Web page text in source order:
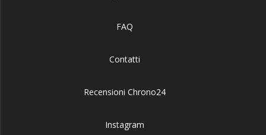
FAQ
Contatti
Recensioni Chrono24
Instagram